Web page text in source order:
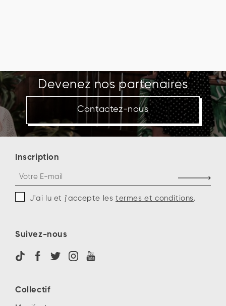
Devenez nos partenaires
Contactez-nous
Collectif
Suivez-nous
Inscription
J'ai lu et j'accepte lestermes et conditions .